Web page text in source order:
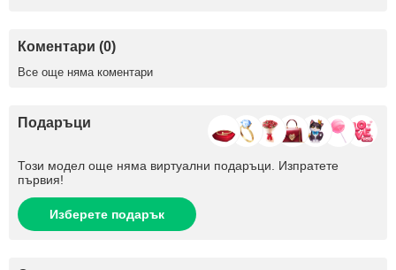
Коментари (0)
Все още няма коментари
Подаръци
Този модел още няма виртуални подаръци. Изпратете
първия!
Изберете подарък